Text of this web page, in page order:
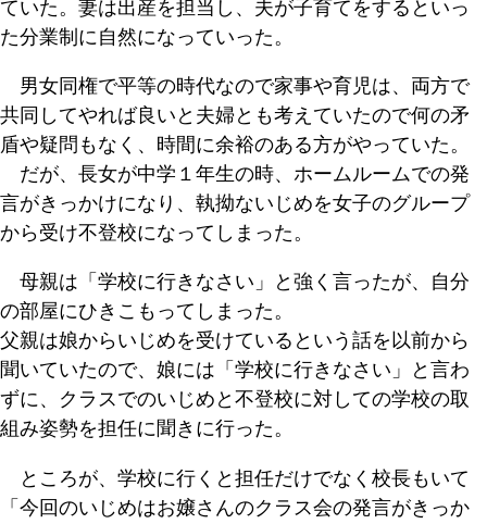
ていた。妻は出産を担当し、夫が子育てをするといっ
た分業制に自然になっていった。
男女同権で平等の時代なので家事や育児は、両方で
共同してやれば良いと夫婦とも考えていたので何の矛
盾や疑問もなく、時間に余裕のある方がやっていた。
だが、長女が中学１年生の時、ホームルームでの発
言がきっかけになり、執拗ないじめを女子のグループ
から受け不登校になってしまった。
母親は「学校に行きなさい」と強く言ったが、自分
の部屋にひきこもってしまった。
父親は娘からいじめを受けているという話を以前から
聞いていたので、娘には「学校に行きなさい」と言わ
ずに、クラスでのいじめと不登校に対しての学校の取
組み姿勢を担任に聞きに行った。
ところが、学校に行くと担任だけでなく校長もいて
「今回のいじめはお嬢さんのクラス会の発言がきっか